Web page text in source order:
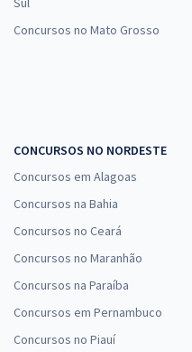
Concursos no Mato Grosso
CONCURSOS NO NORDESTE
Concursos em Alagoas
Concursos na Bahia
Concursos no Ceará
Concursos no Maranhão
Concursos na Paraíba
Concursos em Pernambuco
Concursos no Piauí